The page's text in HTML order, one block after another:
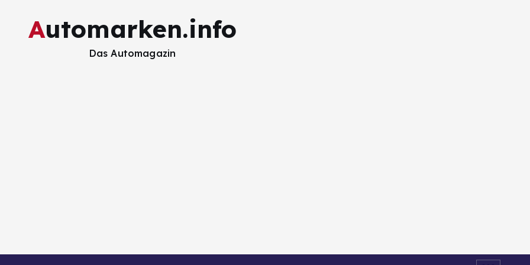
Automarken.info
Das Automagazin